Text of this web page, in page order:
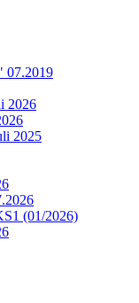
07.2019
2026
2025
(01/2026)